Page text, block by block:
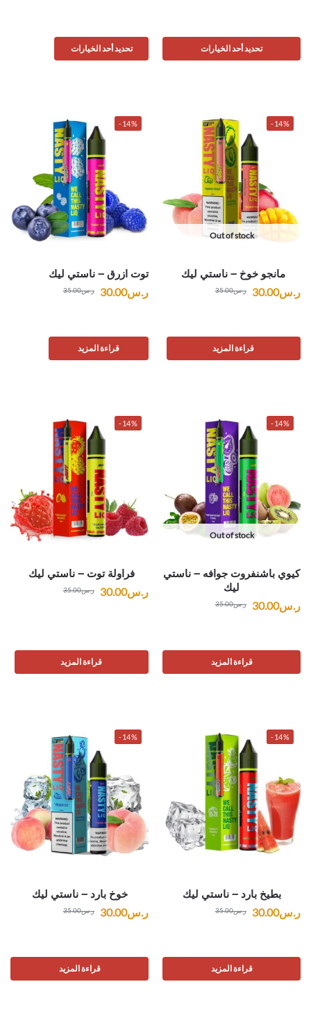
تحديد أحد الخيارات تحديد أحد الخيارات
-14%
Out of stock
مانجو خوخ – ناستي ليك
ر.س35.00 ر.س30.00
قراءة المزيد
-14%
توت ازرق – ناستي ليك
ر.س35.00 ر.س30.00
قراءة المزيد
-14%
Out of stock
كيوي باشنفروت جوافه – ناستي
ليك
ر.س35.00 ر.س30.00
قراءة المزيد
-14%
فراولة توت – ناستي ليك
ر.س35.00 ر.س30.00
قراءة المزيد
-14%
بطيخ بارد – ناستي ليك
ر.س35.00 ر.س30.00
قراءة المزيد
-14%
خوخ بارد – ناستي ليك
ر.س35.00 ر.س30.00
قراءة المزيد